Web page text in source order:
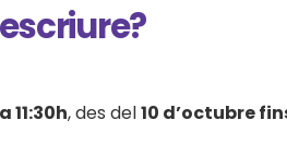
11:30h, des del10 d’octubre